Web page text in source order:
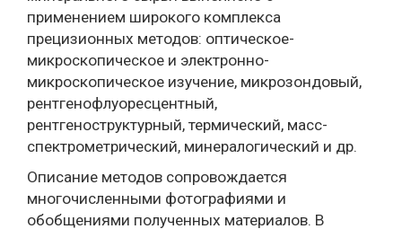
применением широкого комплекса
прецизионных методов: оптическое-
микроскопическое и электронно-
микроскопическое изучение, микрозондовый,
рентгенофлуоресцентный,
рентгеноструктурный, термический, масс-
спектрометрический, минералогический и др.
Описание методов сопровождается
многочисленными фотографиями и
обобщениями полученных материалов. В